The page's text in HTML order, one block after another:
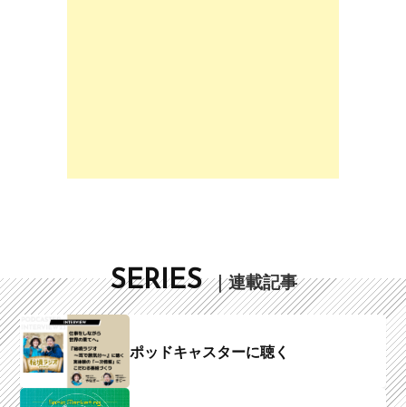
SERIES ｜連載記事
ポッドキャスターに聴く